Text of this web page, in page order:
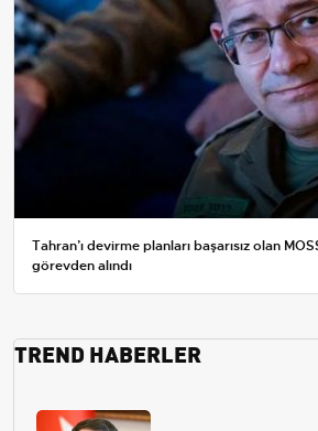
Tahran’ı devirme planları başarısız olan
görevden alındı
TREND HABERLER